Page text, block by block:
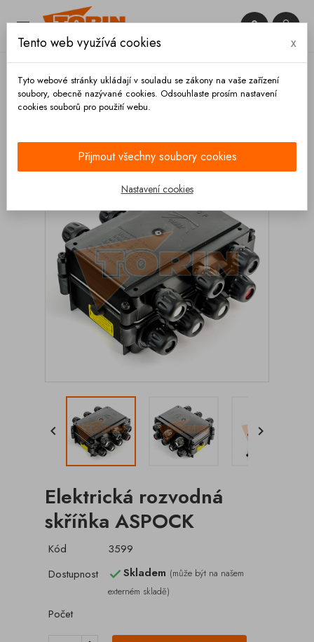
 

 
Elektrická rozvodná
skříňka ASPOCK
Kód
3599
Dostupnost
Skladem (může být na našem
externém skladě)
Počet
Tento web využívá cookies x
Tyto webové stránky ukládají v souladu se zákony na vaše zařízení
soubory, obecně nazývané cookies. Odsouhlaste prosím nastavení
cookies souborů pro použití webu.
Přijmout všechny soubory cookies
Nastavení cookies